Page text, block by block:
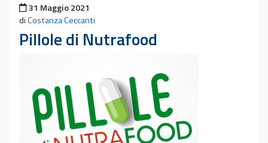
Pubblicato il
31 Maggio 2021
diCostanza Ceccanti
Pillole di Nutrafood